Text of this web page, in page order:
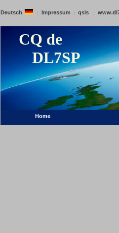
Deutsch : Impressum : qsls :
CQ de
DL7SP
Home